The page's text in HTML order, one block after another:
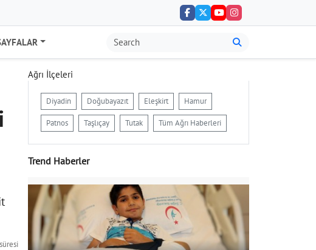
Ağrı İlçeleri
Diyadin Doğubayazıt Eleşkirt Hamur
Patnos Taşlıçay Tutak Tüm Ağrı Haberleri
Trend Haberler